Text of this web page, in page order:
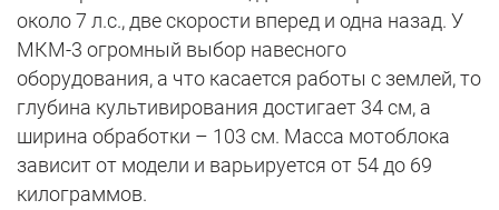
около 7 л.с., две скорости вперед и одна назад. У
МКМ-3 огромный выбор навесного
оборудования, а что касается работы с землей, то
глубина культивирования достигает 34 см, а
ширина обработки – 103 см. Масса мотоблока
зависит от модели и варьируется от 54 до 69
килограммов.